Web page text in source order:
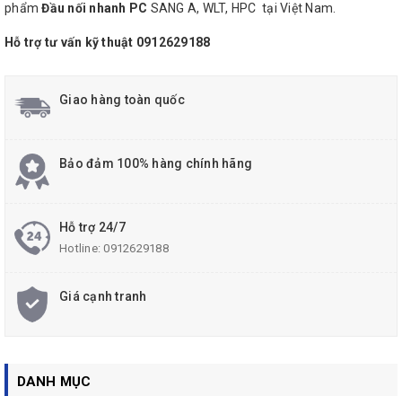
phẩmĐầu nối nhanh PC SANG A, WLT, HPC tại Việt Nam.
Hỗ trợ tư vấn kỹ thuật 0912629188
Giao hàng toàn quốc
Bảo đảm 100% hàng chính hãng
Hỗ trợ 24/7
Hotline:0912629188
Giá cạnh tranh
DANH MỤC